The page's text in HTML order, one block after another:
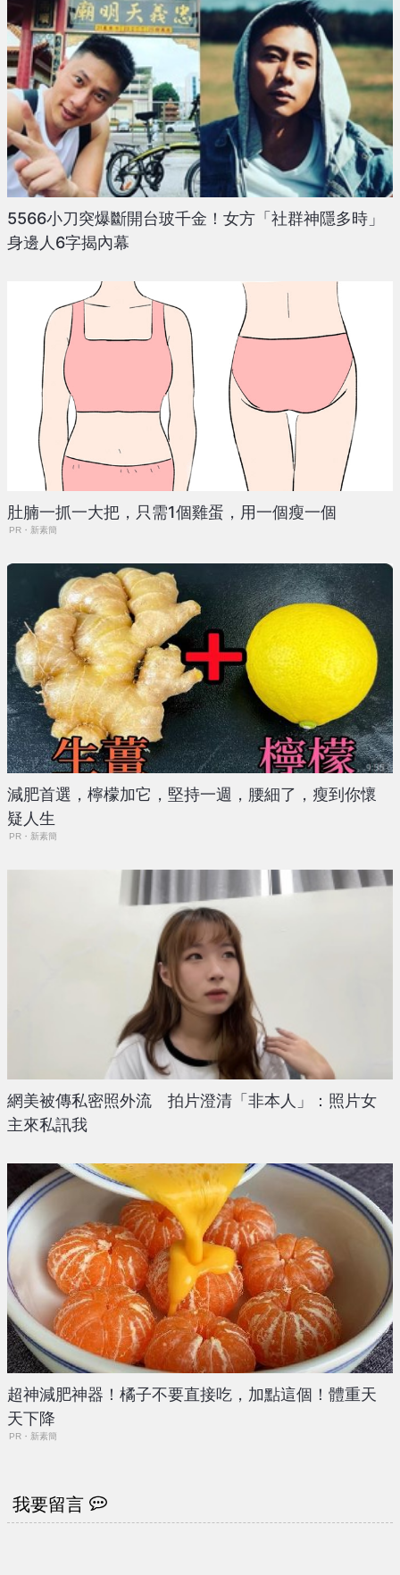
5566小刀突爆斷開台玻千金！女方「社群神隱多時」
身邊人6字揭內幕
肚腩一抓一大把，只需1個雞蛋，用一個瘦一個
PR・新素簡
減肥首選，檸檬加它，堅持一週，腰細了，瘦到你懷
疑人生
PR・新素簡
網美被傳私密照外流 拍片澄清「非本人」：照片女
主來私訊我
超神減肥神器！橘子不要直接吃，加點這個！體重天
天下降
PR・新素簡
我要留言